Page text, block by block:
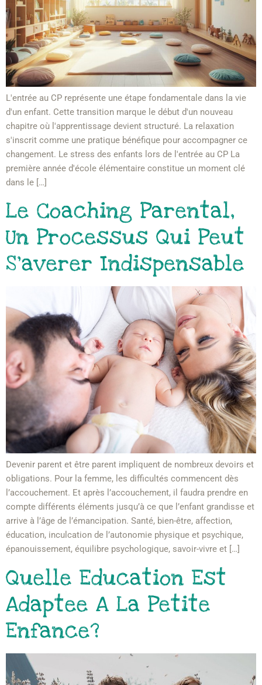
L'entrée au CP représente une étape fondamentale dans la vie
d'un enfant. Cette transition marque le début d'un nouveau
chapitre où l'apprentissage devient structuré. La relaxation
s'inscrit comme une pratique bénéfique pour accompagner ce
changement. Le stress des enfants lors de l'entrée au CP La
première année d'école élémentaire constitue un moment clé
dans le […]
Le Coaching Parental,
Un Processus Qui Peut
S’averer Indispensable
Devenir parent et être parent impliquent de nombreux devoirs et
obligations. Pour la femme, les difficultés commencent dès
l’accouchement. Et après l’accouchement, il faudra prendre en
compte différents éléments jusqu’à ce que l’enfant grandisse et
arrive à l’âge de l’émancipation. Santé, bien-être, affection,
éducation, inculcation de l’autonomie physique et psychique,
épanouissement, équilibre psychologique, savoir-vivre et […]
Quelle Education Est
Adaptee A La Petite
Enfance?